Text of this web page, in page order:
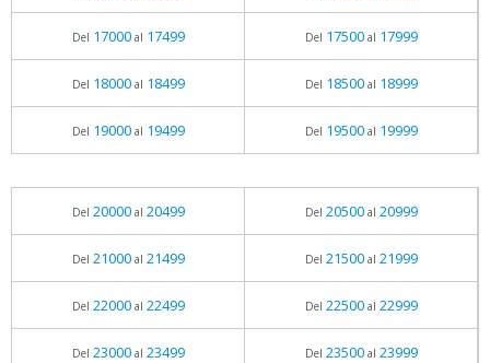
Del 17000al 17499 Del 17500al 17999
Del 18000al 18499 Del 18500al 18999
Del 19000al 19499 Del 19500al 19999
Del 20000al 20499 Del 20500al 20999
Del 21000al 21499 Del 21500al 21999
Del 22000al 22499 Del 22500al 22999
Del 23000al 23499 Del 23500al 23999